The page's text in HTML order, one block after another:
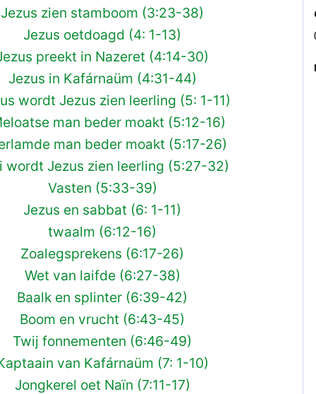
Jezus zien stamboom (3:23-38)
Jezus oetdoagd (4: 1-13)
preekt in Nazeret (4:14-30)
Jezus in Kafárnaüm (4:31-44)
wordt Jezus zien leerling (5: 1-11)
man beder moakt (5:12-16)
man beder moakt (5:17-26)
wordt Jezus zien leerling (5:27-32)
Vasten (5:33-39)
Jezus en sabbat (6: 1-11)
twaalm (6:12-16)
Zoalegsprekens (6:17-26)
Wet van laifde (6:27-38)
Baalk en splinter (6:39-42)
Boom en vrucht (6:43-45)
Twij fonnementen (6:46-49)
van Kafárnaüm (7: 1-10)
Jongkerel oet Naïn (7:11-17)